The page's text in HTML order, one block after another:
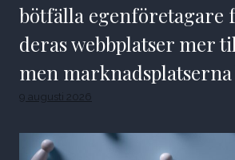
bötfälla egenföretagare
deras webbplatser mer
men
9 augusti 2026